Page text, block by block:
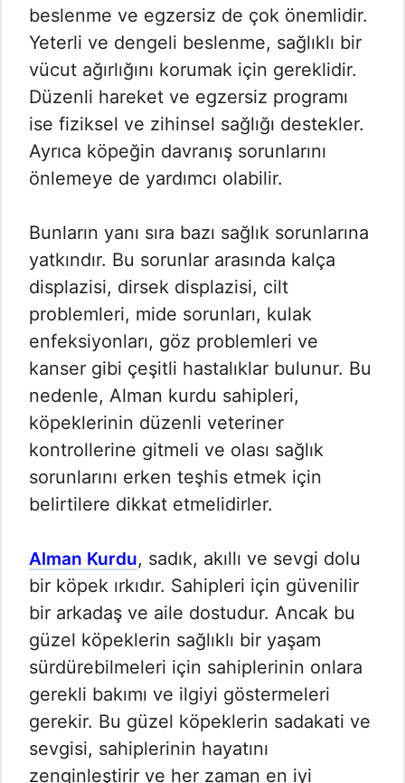
beslenme ve egzersiz de çok önemlidir.
Yeterli ve dengeli beslenme, sağlıklı bir
vücut ağırlığını korumak için gereklidir.
Düzenli hareket ve egzersiz programı
ise fiziksel ve zihinsel sağlığı destekler.
Ayrıca köpeğin davranış sorunlarını
önlemeye de yardımcı olabilir.
Bunların yanı sıra bazı sağlık sorunlarına
yatkındır. Bu sorunlar arasında kalça
displazisi, dirsek displazisi, cilt
problemleri, mide sorunları, kulak
enfeksiyonları, göz problemleri ve
kanser gibi çeşitli hastalıklar bulunur. Bu
nedenle, Alman kurdu sahipleri,
köpeklerinin düzenli veteriner
kontrollerine gitmeli ve olası sağlık
sorunlarını erken teşhis etmek için
belirtilere dikkat etmelidirler.
Alman Kurdu, sadık, akıllı ve sevgi dolu
bir köpek ırkıdır. Sahipleri için güvenilir
bir arkadaş ve aile dostudur. Ancak bu
güzel köpeklerin sağlıklı bir yaşam
sürdürebilmeleri için sahiplerinin onlara
gerekli bakımı ve ilgiyi göstermeleri
gerekir. Bu güzel köpeklerin sadakati ve
sevgisi, sahiplerinin hayatını
zenginleştirir ve her zaman en iyi